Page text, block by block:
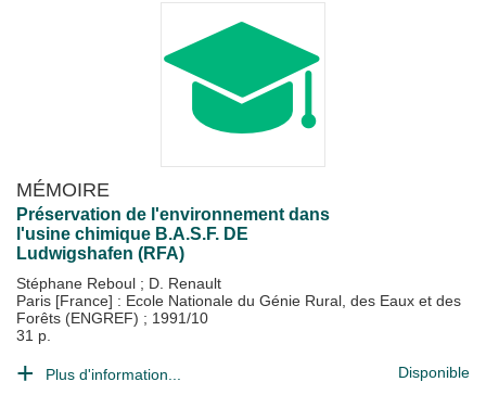
MÉMOIRE
Préservation de l'environnement dans
l'usine chimique B.A.S.F. DE
Ludwigshafen (RFA)
Stéphane Reboul ; D. Renault
Paris [France] : Ecole Nationale du Génie Rural, des Eaux et des
Forêts (ENGREF) ; 1991/10
31 p.
Plus d'information... Disponible